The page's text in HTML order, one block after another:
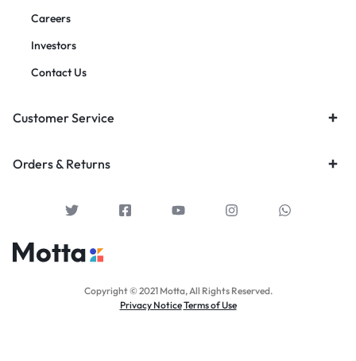
Careers
Investors
Contact Us
Customer Service
Orders & Returns
Copyright © 2021 Motta, All Rights Reserved.
Privacy NoticeTerms of Use